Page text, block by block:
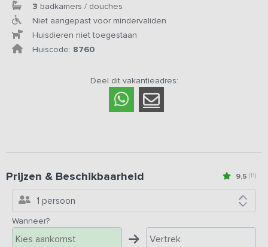
3 badkamers / douches
Niet aangepast voor mindervaliden
Huisdieren niet toegestaan
Huiscode: 8760
Deel dit vakantieadres:
9,5 (11)
Prijzen & Beschikbaarheid
1 persoon
Wanneer?